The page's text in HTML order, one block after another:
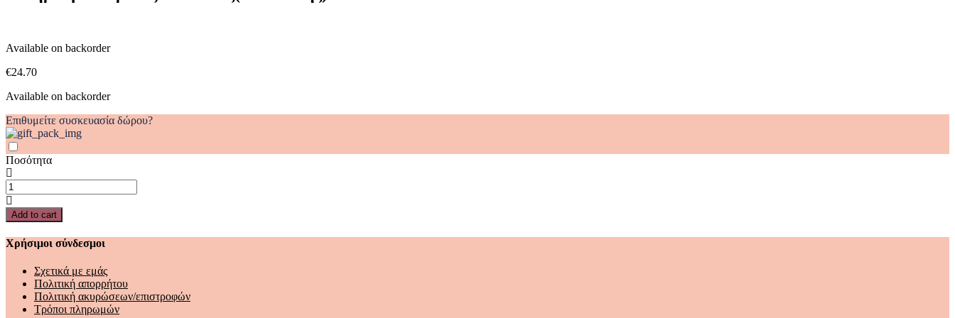
Available on backorder
€24.70
Available on backorder
Επιθυμείτε συσκευασία δώρου?
Ποσότητα
Η
Δημοκρατία
μεταξύ
ουτοπίας(Μανιτάκης)
quantity
Add to cart
Χρήσιμοι σύνδεσμοι
Σχετικά με εμάς
Πολιτική απορρήτου
Πολιτική ακυρώσεων/επιστροφών
Τρόποι πληρωμών